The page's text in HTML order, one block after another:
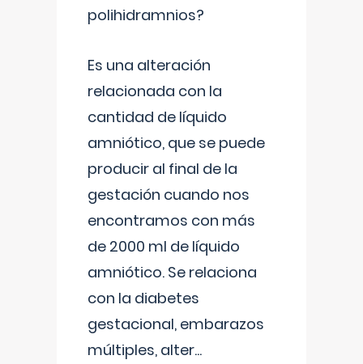
polihidramnios?
Es una alteración
relacionada con la
cantidad de líquido
amniótico, que se puede
producir al final de la
gestación cuando nos
encontramos con más
de 2000 ml de líquido
amniótico. Se relaciona
con la diabetes
gestacional, embarazos
múltiples, alter...